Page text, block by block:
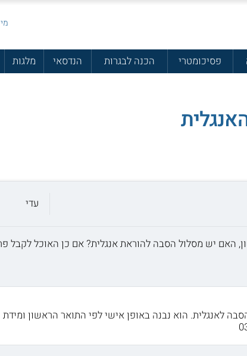
פסיכומטרי הכנה לבגרות הנדסאי מלגות
עדי
האם יש מסלול הסבה להוראת אנגלית? אם כן האוכל לקבל
לאנגלית. הוא נבנה באופן אישי לפי התואר הראשון